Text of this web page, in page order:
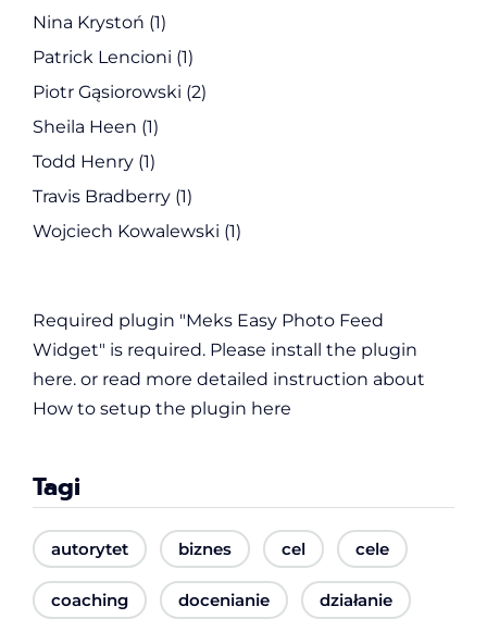
Nina Krystoń (1)
Patrick Lencioni (1)
Piotr Gąsiorowski (2)
Sheila Heen (1)
Todd Henry (1)
Travis Bradberry (1)
Wojciech Kowalewski (1)
Required plugin "Meks Easy Photo Feed
Widget" is required. Please install the plugin
here. or read more detailed instruction about
How to setup the plugin here
Tagi
autorytet biznes cel cele
coaching docenianie działanie